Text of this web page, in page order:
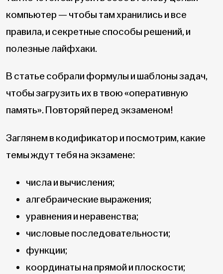
компьютер — чтобы там хранились и все
правила, и секретные способы решений, и
полезные лайфхаки.
В статье собрали формулы и шаблоны задач,
чтобы загрузить их в твою «оперативную
память». Повторяй перед экзаменом!
Заглянем в кодификатор и посмотрим, какие
темы ждут тебя на экзамене:
числа и вычисления;
алгебраические выражения;
уравнения и неравенства;
числовые последовательности;
функции;
координаты на прямой и плоскости;